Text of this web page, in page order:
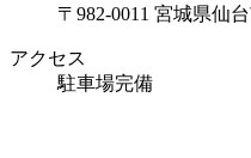
〒982-0011 宮城県仙
アクセス
駐車場完備